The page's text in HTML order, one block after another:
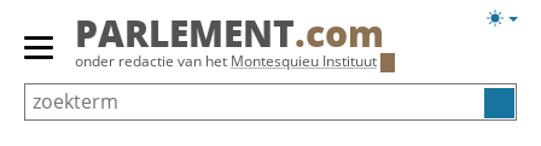
Overslaan
Primair
menu
tonen/verbergen
PARLEMENT.com
onder redactie van het Montesquieu Instituut